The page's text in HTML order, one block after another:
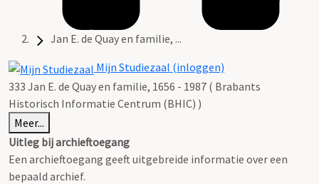
Jan E. de Quay en familie, ...
Mijn Studiezaal (inloggen)
333 Jan E. de Quay en familie, 1656 - 1987 ( Brabants
Historisch Informatie Centrum (BHIC) )
Meer...
Uitleg bij archieftoegang
Een archieftoegang geeft uitgebreide informatie over een
bepaald archief.